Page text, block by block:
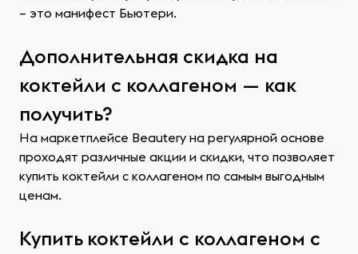
– это манифест Бьютери.
Дополнительная скидка на
коктейли с коллагеном — как
получить?
На маркетплейсе Beautery на регулярной основе
проходят различные акции и скидки, что позволяет
купить коктейли с коллагеном по самым выгодным
ценам.
Купить коктейли с коллагеном с